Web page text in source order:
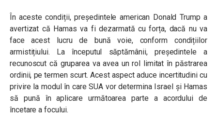
În aceste condiții, președintele american Donald Trump a
avertizat că Hamas va fi dezarmată cu forța, dacă nu va
face acest lucru de bună voie, conform condițiilor
armistițiului. La începutul săptămânii, președintele a
recunoscut că gruparea va avea un rol limitat în păstrarea
ordinii, pe termen scurt. Acest aspect aduce incertitudini cu
privire la modul în care SUA vor determina Israel și Hamas
să pună în aplicare următoarea parte a acordului de
încetare a focului.